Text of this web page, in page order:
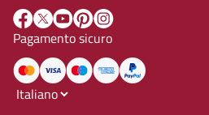
Pagamento sicuro